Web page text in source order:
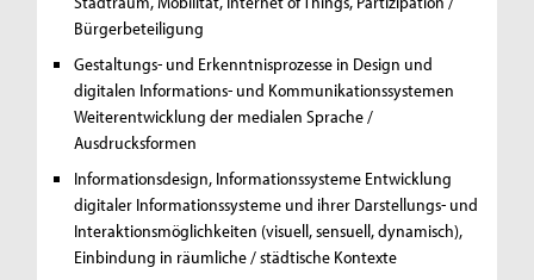
Bürgerbeteiligung
Gestaltungs- und Erkenntnisprozesse in Design und
digitalen Informations- und Kommunikationssystemen
Weiterentwicklung der medialen Sprache /
Ausdrucksformen
Informationsdesign, Informationssysteme Entwicklung
digitaler Informationssysteme und ihrer Darstellungs- und
Interaktionsmöglichkeiten (visuell, sensuell, dynamisch),
Einbindung in räumliche / städtische Kontexte